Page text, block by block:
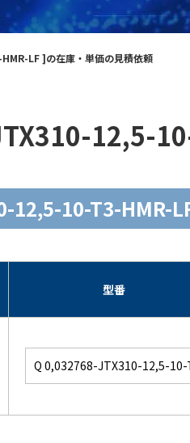
LF ]の在庫・単価の見積依頼
12,5-
12,5-10-T3-HMR-
型番